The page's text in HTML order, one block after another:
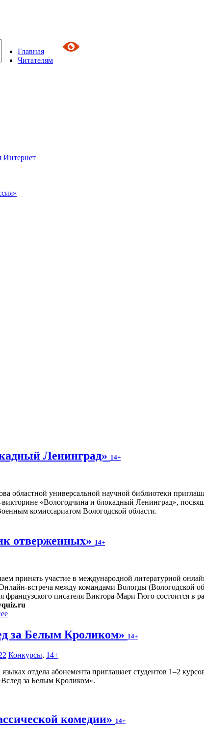
Главная
Читателям
Интернет
Ленинград» 14+
областной универсальной научной библиотеки
викторине «Вологодчина и блокадный Ленинград»,
комиссариатом Вологодской области.
отверженных» 14+
принять участие в международной литературной
встреча между командами Вологды (Вологодской
французского писателя Виктора-Мари Гюго состоится
за Белым Кроликом» 14+
Конкурсы, 14+
отдела абонемента приглашает студентов 1–2
за Белым Кроликом».
комедии» 14+